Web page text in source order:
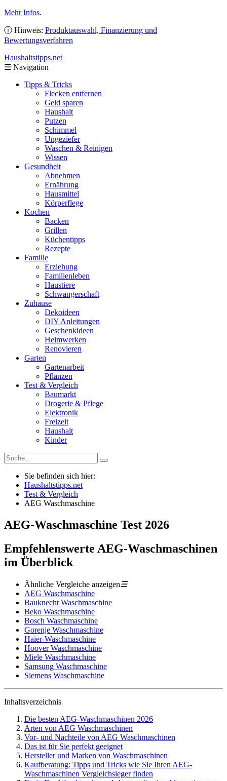
Mehr Infos.
ⓘ Hinweis: Produktauswahl, Finanzierung und
Bewertungsverfahren
Haushaltstipps.net
☰ Navigation
Tipps & Tricks
Flecken entfernen
Geld sparen
Haushalt
Putzen
Schimmel
Ungeziefer
Waschen & Reinigen
Wissen
Gesundheit
Abnehmen
Ernährung
Hausmittel
Körperflege
Kochen
Backen
Grillen
Küchentipps
Rezepte
Familie
Erziehung
Familienleben
Haustiere
Schwangerschaft
Zuhause
Dekoideen
DIY Anleitungen
Geschenkideen
Heimwerken
Renovieren
Garten
Gartenarbeit
Pflanzen
Test & Vergleich
Baumarkt
Drogerie & Pflege
Elektronik
Freizeit
Haushalt
Kinder
Sie befinden sich hier:
Haushaltstipps.net
Test & Vergleich
AEG Waschmaschine
AEG-Waschmaschine Test 2026
Empfehlenswerte AEG-Waschmaschinen
im Überblick
Ähnliche Vergleiche anzeigen☰
AEG Waschmaschine
Bauknecht Waschmaschine
Beko Waschmaschine
Bosch Waschmaschine
Gorenje Waschmaschine
Haier-Waschmaschine
Hoover Waschmaschine
Miele Waschmaschine
Samsung Waschmaschine
Siemens Waschmaschine
Inhaltsverzeichnis
Die besten AEG-Waschmaschinen 2026
Arten von AEG Waschmaschinen
Vor- und Nachteile von AEG Waschmaschinen
Das ist für Sie perfekt geeignet
Hersteller und Marken von Waschmaschinen
Kaufberatung: Tipps und Tricks wie Sie Ihren AEG-
Waschmaschinen Vergleichsieger finden